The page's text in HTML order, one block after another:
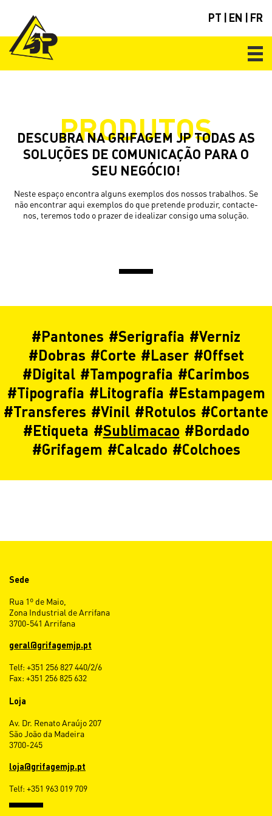
PT EN FR
PRODUTOS
DESCUBRA NA GRIFAGEM JP TODAS AS
SOLUÇÕES DE COMUNICAÇÃO PARA O
SEU NEGÓCIO!
Neste espaço encontra alguns exemplos dos nossos trabalhos. Se
não encontrar aqui exemplos do que pretende produzir, contacte-
nos, teremos todo o prazer de idealizar consigo uma solução.
#Pantones #Serigrafia #Verniz
#Dobras #Corte #Laser #Offset
#Digital #Tampografia #Carimbos
#Tipografia #Litografia #Estampagem
#Transferes #Vinil #Rotulos #Cortante
#Etiqueta #Sublimacao #Bordado
#Grifagem #Calcado #Colchoes
Sede
Rua 1º de Maio,
Zona Industrial de Arrifana
3700-541 Arrifana
geral@grifagemjp.pt
Telf: +351 256 827 440/2/6
Fax: +351 256 825 632
Loja
Av. Dr. Renato Araújo 207
São João da Madeira
3700-245
loja@grifagemjp.pt
Telf: +351 963 019 709